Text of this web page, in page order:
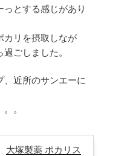
とする感じがあり
カリを摂取しなが
ごしました。
、近所のサンエーに
。
大塚製薬 ポカリス